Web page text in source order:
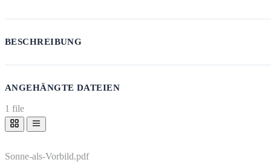
BESCHREIBUNG
ANGEHÄNGTE DATEIEN
1 file
Sonne-als-Vorbild.pdf